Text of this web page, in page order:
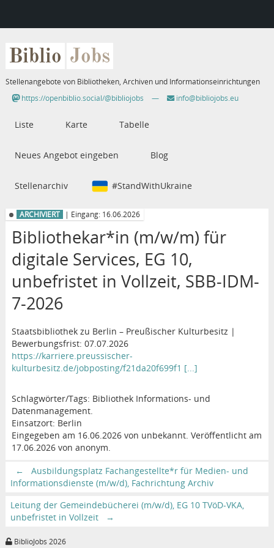
Biblio Jobs
Stellenangebote von Bibliotheken, Archiven und Informationseinrichtungen
https://openbiblio.social/@bibliojobs
— info@bibliojobs.eu
Liste Karte Tabelle
Neues Angebot eingeben Blog
Stellenarchiv #StandWithUkraine
ARCHIVIERT | Eingang: 16.06.2026
Bibliothekar*in (m/w/m) für
digitale Services, EG 10,
unbefristet in Vollzeit, SBB-IDM-
7-2026
Staatsbibliothek zu Berlin – Preußischer Kulturbesitz |
Bewerbungsfrist: 07.07.2026
https://karriere.preussischer-
kulturbesitz.de/jobposting/f21da20f699f1 [...]
Schlagwörter/Tags: Bibliothek Informations- und
Datenmanagement.
Einsatzort: Berlin
Eingegeben am 16.06.2026 von unbekannt. Veröffentlicht am
17.06.2026 von anonym.
←
Ausbildungsplatz Fachangestellte*r für Medien- und
Informationsdienste (m/w/d), Fachrichtung Archiv
Leitung der Gemeindebücherei (m/w/d), EG 10 TVöD-VKA,
unbefristet in Vollzeit
→
BiblioJobs 2026